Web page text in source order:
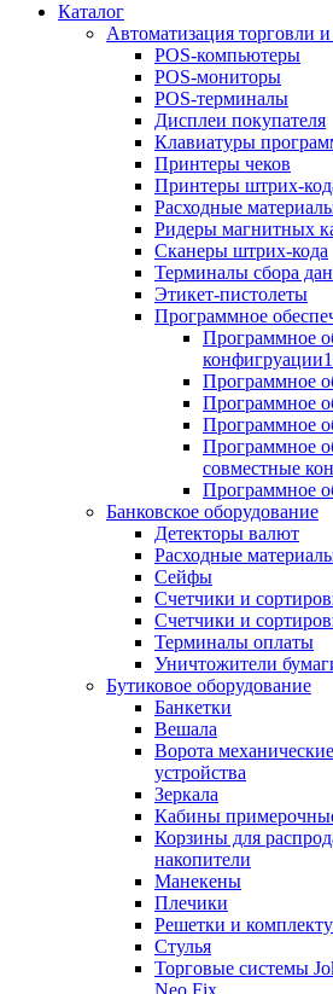
Каталог
Автоматизация торговли и
POS-компьютеры
POS-мониторы
POS-терминалы
Дисплеи покупателя
Клавиатуры
Принтеры чеков
Принтеры штрих-
Расходные
Ридеры магнитных
Сканеры штрих-кода
Терминалы сбора
Этикет-пистолеты
Программное
Программное
Программное
Программное
Программное
Программное
совместные
Программное
Банковское оборудование
Детекторы валют
Расходные
Сейфы
Счетчики и
Счетчики и
Терминалы оплаты
Уничтожители
Бутиковое оборудование
Банкетки
Вешала
Ворота
устройства
Зеркала
Кабины
Корзины для
накопители
Манекены
Плечики
Решетки и
Стулья
Торговые системы
Neo Fix